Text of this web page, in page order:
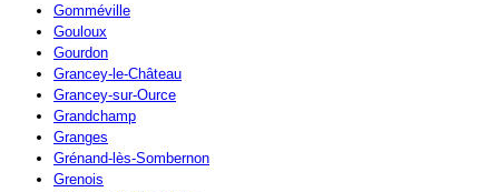
Gomméville
Gouloux
Gourdon
Grancey-le-Château
Grancey-sur-Ource
Grandchamp
Granges
Grénand-lès-Sombernon
Grenois